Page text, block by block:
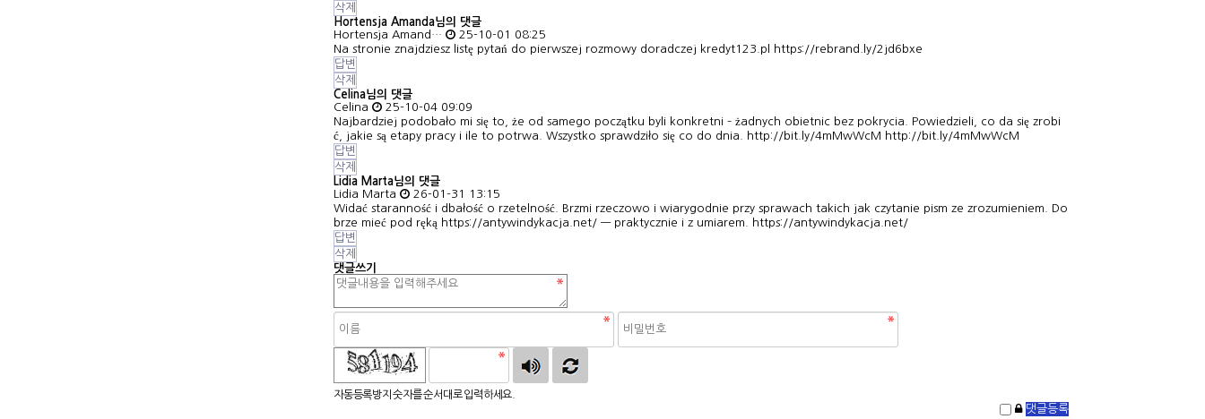
삭제
Hortensja Amanda님의 댓글
Hortensja Amand…
25-10-01 08:25
Na stronie znajdziesz listę pytań do pierwszej rozmowy doradczej kredyt123.pl
https://rebrand.ly/2jd6bxe
답변
삭제
Celina님의 댓글
Celina
25-10-04 09:09
Najbardziej podobało mi się to, że od samego początku byli konkretni – żadnych obietnic bez pokrycia. Powiedzieli, co da się zrobi
ć, jakie są etapy pracy i ile to potrwa. Wszystko sprawdziło się co do dnia.
http://bit.ly/4mMwWcM http://bit.ly/4mMwWcM
답변
삭제
Lidia Marta님의 댓글
Lidia Marta
26-01-31 13:15
Widać staranność i dbałość o rzetelność. Brzmi rzeczowo i wiarygodnie przy sprawach takich jak czytanie pism ze zrozumieniem. Do
brze mieć pod ręką https://antywindykacja.net/ — praktycznie i z umiarem.
https://antywindykacja.net/
답변
삭제
댓글쓰기
자동등록방지 숫자를 순서대로 입력하세요.